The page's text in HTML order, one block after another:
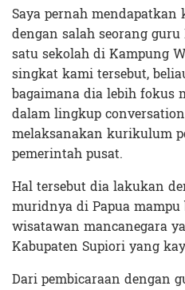
Saya pernah
dengan salah seorang
satu sekolah di Kampung
singkat kami tersebut,
bagaimana dia lebih fokus
dalam lingkup
melaksanakan kurikulum
pemerintah pusat.
Hal tersebut dia lakukan
muridnya di Papua
wisatawan mancanegara
Kabupaten Supiori yang
Dari pembicaraan dengan